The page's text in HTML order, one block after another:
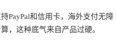
PayPal和信用卡，海外支付无障
，这种底气来自产品过硬。